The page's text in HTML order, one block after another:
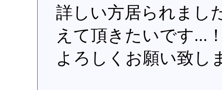
詳しい方居られまし
えて頂きたいです...
よろしくお願い致し